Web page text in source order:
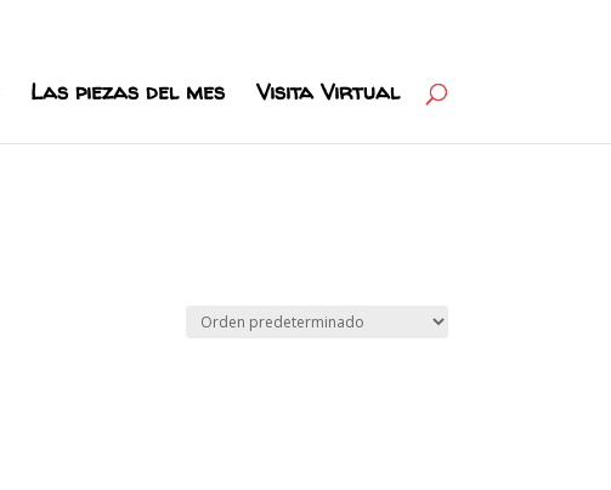
Las piezas del mes Visita Virtual